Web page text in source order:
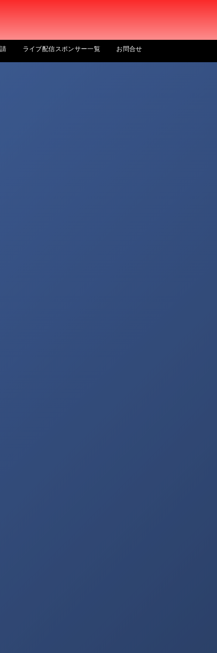
ライブ配信スポンサー一覧 お問合せ